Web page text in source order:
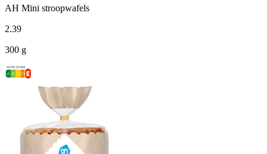
AH Mini stroopwafels
2.39
300 g